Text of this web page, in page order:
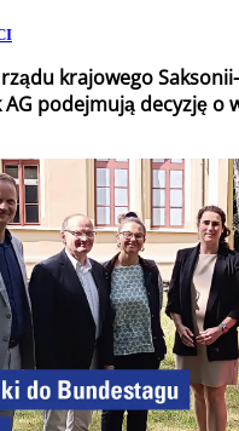
krajowego
podejmują decyzję o